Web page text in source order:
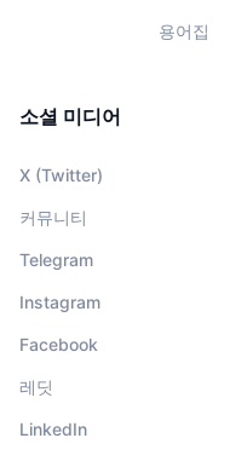
용어집
소셜 미디어
X (Twitter)
커뮤니티
Telegram
Instagram
Facebook
레딧
LinkedIn